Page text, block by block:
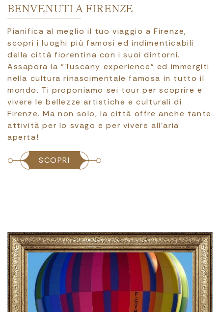
BENVENUTI A FIRENZE
Pianifica al meglio il tuo viaggio a Firenze,
scopri i luoghi più famosi ed indimenticabili
della città fiorentina con i suoi dintorni.
Assapora la "Tuscany experience" ed immergiti
nella cultura rinascimentale famosa in tutto il
mondo. Ti proponiamo sei tour per scoprire e
vivere le bellezze artistiche e culturali di
Firenze. Ma non solo, la città offre anche tante
attività per lo svago e per vivere all'aria
aperta!
SCOPRI